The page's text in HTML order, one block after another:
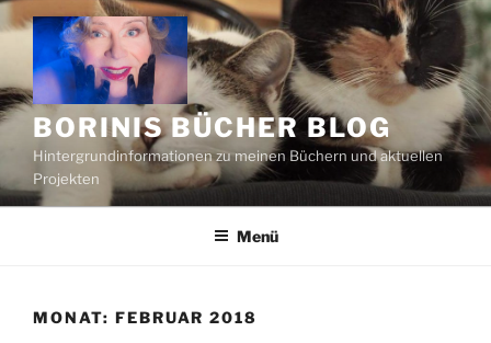
Zum
Inhalt
springen
BORINIS BÜCHER BLOG
Hintergrundinformationen zu meinen Büchern und aktuellen
Projekten
Menü
MONAT: FEBRUAR 2018